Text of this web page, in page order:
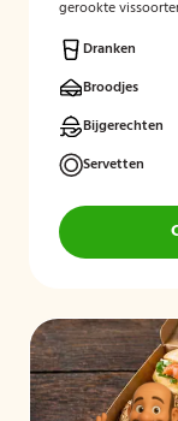
gerookte
fruitsalade en
Dranken
Broodjes
Bijgerechten
Servetten